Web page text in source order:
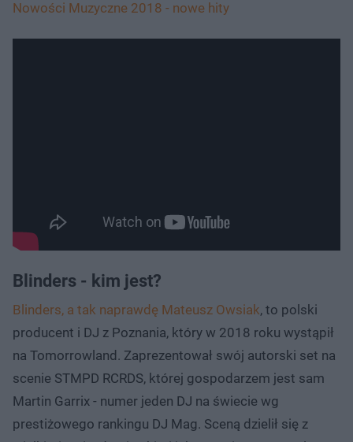
Nowości Muzyczne 2018 - nowe hity
Blinders - kim jest?
Blinders, a tak naprawdę Mateusz Owsiak, to polski
producent i DJ z Poznania, który w 2018 roku wystąpił
na Tomorrowland. Zaprezentował swój autorski set na
scenie STMPD RCRDS, której gospodarzem jest sam
Martin Garrix - numer jeden DJ na świecie wg
prestiżowego rankingu DJ Mag. Sceną dzielił się z